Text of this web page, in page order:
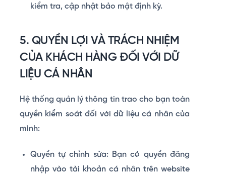
kiểm tra, cập nhật bảo mật định kỳ.
5. QUYỀN LỢI VÀ TRÁCH NHIỆM
CỦA KHÁCH HÀNG ĐỐI VỚI DỮ
LIỆU CÁ NHÂN
Hệ thống quản lý thông tin trao cho bạn toàn
quyền kiểm soát đối với dữ liệu cá nhân của
mình:
Quyền tự chỉnh sửa:Bạn có quyền đăng
nhập vào tài khoản cá nhân trên website